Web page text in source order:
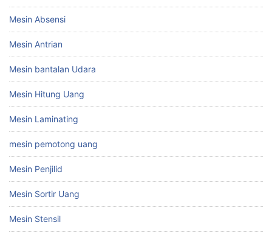
Mesin Absensi
Mesin Antrian
Mesin bantalan Udara
Mesin Hitung Uang
Mesin Laminating
mesin pemotong uang
Mesin Penjilid
Mesin Sortir Uang
Mesin Stensil